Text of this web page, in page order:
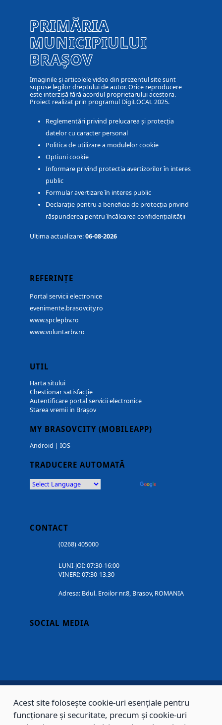
PRIMĂRIA
MUNICIPIULUI
BRAȘOV
Imaginile și articolele video din prezentul site sunt
supuse legilor dreptului de autor. Orice reproducere
este interzisă fără acordul proprietarului acestora.
Proiect realizat prin programul DigiLOCAL 2025.
Reglementări privind prelucarea și protecția
datelor cu caracter personal
Politica de utilizare a modulelor cookie
Optiuni cookie
Informare privind protectia avertizorilor în interes
public
Formular avertizare în interes public
Declarație pentru a beneficia de protecția privind
răspunderea pentru încălcarea confidențialității
Ultima actualizare:06-08-2026
REFERINȚE
Portal servicii electronice
evenimente.brasovcity.ro
www.spclepbv.ro
www.voluntarbv.ro
UTIL
Harta sitului
Chestionar satisfacție
Autentificare portal servicii electronice
Starea vremii in Brașov
MY BRASOVCITY (MOBILEAPP)
Android | IOS
TRADUCERE AUTOMATĂ
CONTACT
(0268) 405000
LUNI-JOI: 07:30-16:00
VINERI: 07:30-13.30
Adresa: Bdul. Eroilor nr.8, Brasov, ROMANIA
SOCIAL MEDIA
Copyright © 2002 - 2026 - PRIMĂRIA MUNICIPIULUI BRAȘOV, toate drepturile
Acest site folosește cookie-uri esențiale pentru
funcționare și securitate, precum și cookie-uri